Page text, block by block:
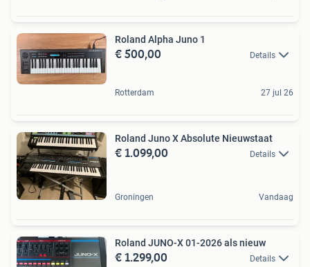
Roland Alpha Juno 1
€ 500,00 Details
Rotterdam 27 jul 26
Roland Juno X Absolute Nieuwstaat
€ 1.099,00 Details
Groningen Vandaag
Roland JUNO-X 01-2026 als nieuw
€ 1.299,00 Details